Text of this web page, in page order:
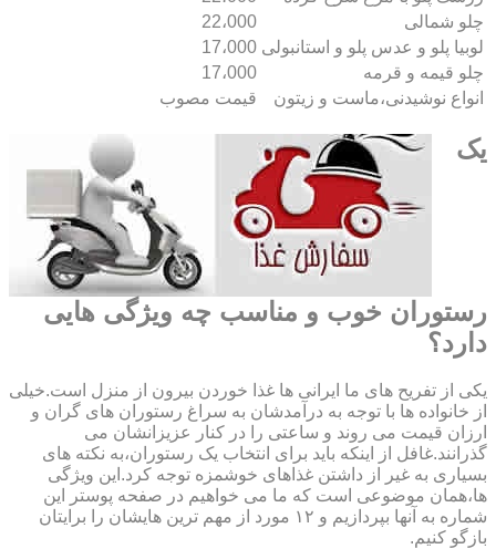
چلو شمالی
22،000
لوبیا پلو و عدس پلو و استانبولی 17،000
چلو قیمه و قرمه
17،000
انواع نوشیدنی،ماست و زیتون
قیمت مصوب
یک
رستوران خوب و مناسب چه ویژگی هایی
دارد؟
یکی از تفریح های ما ایرانی ها غذا خوردن بیرون از منزل است.خیلی
از خانواده ها با توجه به درآمدشان به سراغ رستوران های گران و
ارزان قیمت می روند و ساعتی را در کنار عزیزانشان می
گذرانند.غافل از اینکه باید برای انتخاب یک رستوران،به نکته های
بسیاری به غیر از داشتن غذاهای خوشمزه توجه کرد.این ویژگی
ها،همان موضوعی است که ما می خواهیم در صفحه پوستر این
شماره به آنها بپردازیم و ۱۲ مورد از مهم ترین هایشان را برایتان
بازگو کنیم.